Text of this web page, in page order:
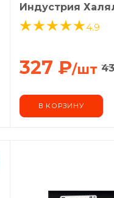
Индустрия
4.9
327 ₽/шт
В КОРЗИНУ